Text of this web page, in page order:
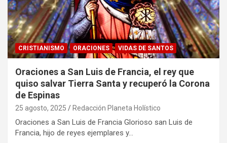
CRISTIANISMO ORACIONES VIDAS DE SANTOS
Oraciones a San Luis de Francia, el rey que
quiso salvar Tierra Santa y recuperó la Corona
de Espinas
25 agosto, 2025 Redacción Planeta Holístico
Oraciones a San Luis de Francia Glorioso san Luis de
Francia, hijo de reyes ejemplares y…